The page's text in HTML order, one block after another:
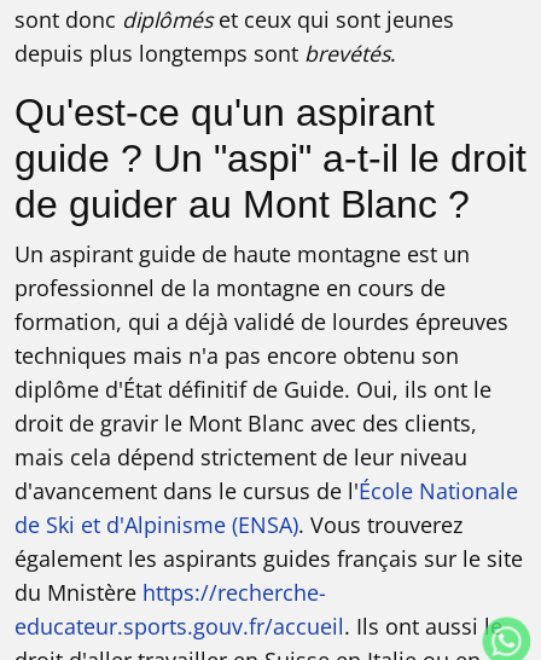
sont donc diplôméset ceux qui sont jeunes
depuis plus longtemps sont brevétés.
Qu'est-ce qu'un aspirant
guide ? Un "aspi" a-t-il le droit
de guider au Mont Blanc ?
Un aspirant guide de haute montagne est un
professionnel de la montagne en cours de
formation, qui a déjà validé de lourdes épreuves
techniques mais n'a pas encore obtenu son
diplôme d'État définitif de Guide. Oui, ils ont le
droit de gravir le Mont Blanc avec des clients,
mais cela dépend strictement de leur niveau
d'avancement dans le cursus de l'École Nationale
de Ski et d'Alpinisme (ENSA). Vous trouverez
également les aspirants guides français sur le site
du Mnistère https://recherche-
educateur.sports.gouv.fr/accueil. Ils ont aussi le